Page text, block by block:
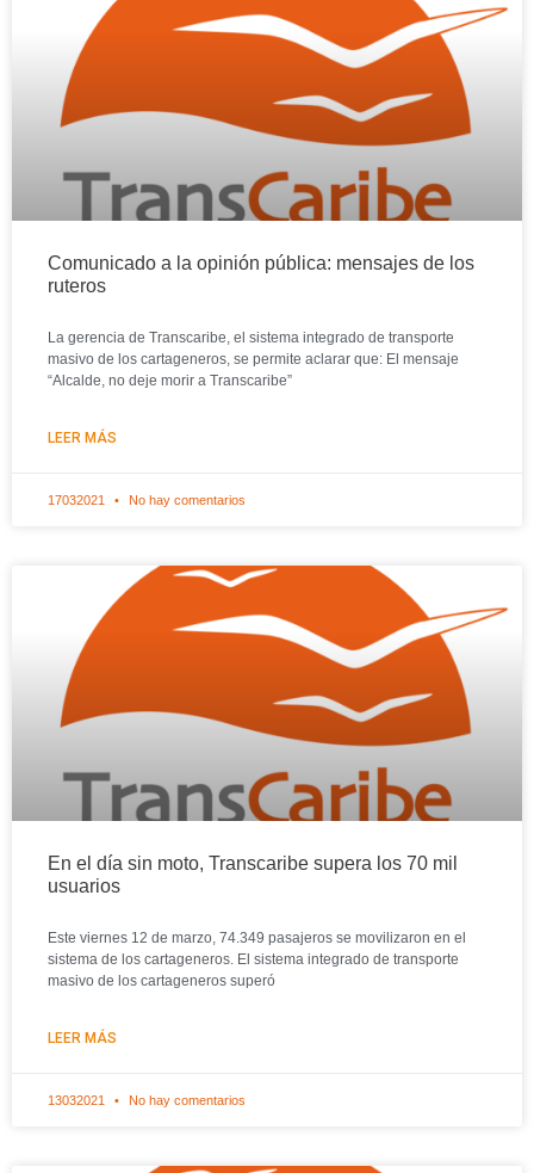
Comunicado a la opinión pública: mensajes de los
ruteros
La gerencia de Transcaribe, el sistema integrado de transporte
masivo de los cartageneros, se permite aclarar que: El mensaje
“Alcalde, no deje morir a Transcaribe”
LEER MÁS
17032021 No hay comentarios
En el día sin moto, Transcaribe supera los 70 mil
usuarios
Este viernes 12 de marzo, 74.349 pasajeros se movilizaron en el
sistema de los cartageneros. El sistema integrado de transporte
masivo de los cartageneros superó
LEER MÁS
13032021 No hay comentarios